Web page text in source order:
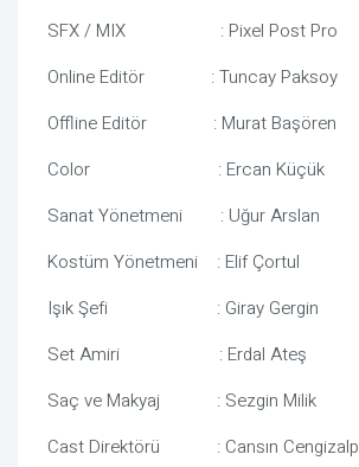
SFX / MIX : Pixel Post Pro
Online Editör : Tuncay Paksoy
Offline Editör : Murat Başören
Color : Ercan Küçük
Sanat Yönetmeni : Uğur Arslan
Kostüm Yönetmeni : Elif Çortul
Işık Şefi : Giray Gergin
Set Amiri : Erdal Ateş
Saç ve Makyaj : Sezgin Milik
Cast Direktörü : Cansın Cengizalp